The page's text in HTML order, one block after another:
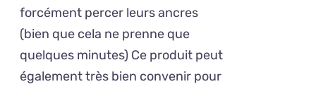
forcément percer leurs ancres
(bien que cela ne prenne que
quelques minutes) Ce produit peut
également très bien convenir pour